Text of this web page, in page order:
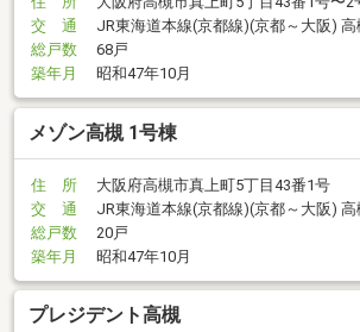
交 通
JR東海道本線(京都線)(京都～大阪) 高
総戸数
68戸
築年月
昭和47年10月
メゾン高槻 1号棟
住 所
大阪府高槻市真上町5丁目43番1号
交 通
JR東海道本線(京都線)(京都～大阪) 高
総戸数
20戸
築年月
昭和47年10月
プレジデント高槻